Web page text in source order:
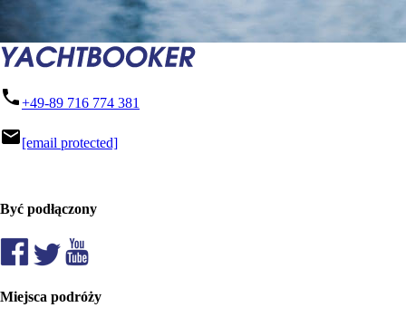
phone+49-89 716 774 381
mail[email protected]
Być podłączony
Miejsca podróży